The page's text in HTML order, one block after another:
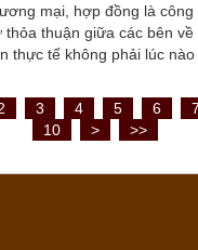
mại, hợp đồng là công
thỏa thuận giữa các bên
thực tế không phải lúc nào
3 4 5 6 7
10
> >>